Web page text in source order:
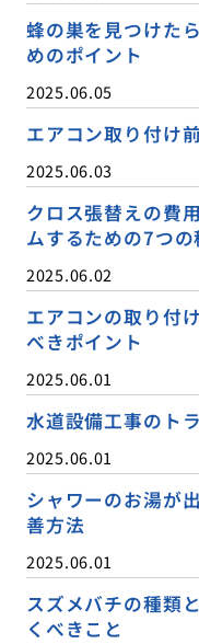
蜂の巣を見つけた
めのポイント
2025.06.05
エアコン取り付け
2025.06.03
クロス張替えの費
ムするための7つの
2025.06.02
エアコンの取り付
べきポイント
2025.06.01
水道設備工事のト
2025.06.01
シャワーのお湯が
善方法
2025.06.01
スズメバチの種類
くべきこと